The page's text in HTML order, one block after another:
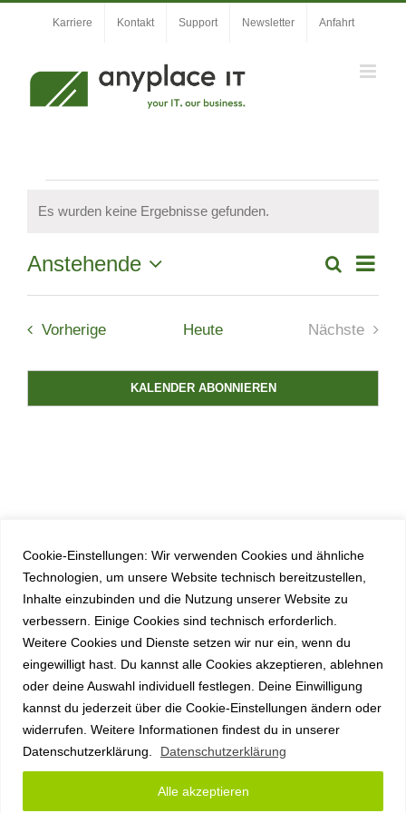
Cookie-Einstellungen: Wir verwenden Cookies und ähnliche
Technologien, um unsere Website technisch bereitzustellen,
Inhalte einzubinden und die Nutzung unserer Website zu
verbessern. Einige Cookies sind technisch erforderlich.
Weitere Cookies und Dienste setzen wir nur ein, wenn du
eingewilligt hast. Du kannst alle Cookies akzeptieren, ablehnen
oder deine Auswahl individuell festlegen. Deine Einwilligung
kannst du jederzeit über die Cookie-Einstellungen ändern oder
widerrufen. Weitere Informationen findest du in unserer
Datenschutzerklärung.
Datenschutzerklärung
Alle akzeptieren
Karriere Kontakt Support Newsletter Anfahrt
Veranstaltungen
Hinweis
Es wurden keine Ergebnisse gefunden.
und
Suche
Liste
Anstehende
Datum
VorherigeVeranstaltungen
Heute
Nächste
KALENDER ABONNIEREN
Copyright anyplace IT GmbH 2026 |Impressum